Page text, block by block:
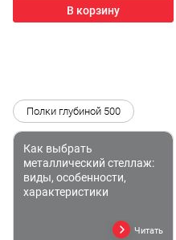
В корзину
Полки глубиной 500
Как выбрать
металлический стеллаж:
виды, особенности,
характеристики
Читать